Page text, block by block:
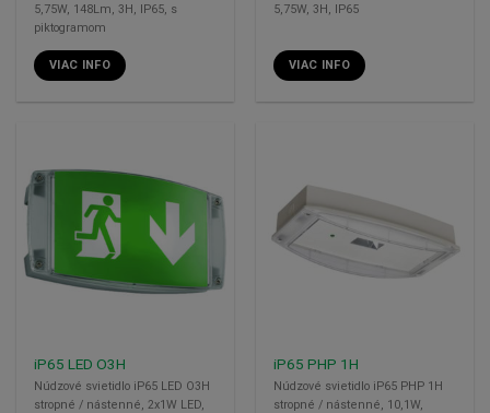
5,75W, 148Lm, 3H, IP65, s
piktogramom
VIAC INFO
5,75W, 3H, IP65
VIAC INFO
iP65 LED O3H
Núdzové svietidlo iP65 LED O3H
stropné / nástenné, 2x1W LED,
iP65 PHP 1H
Núdzové svietidlo iP65 PHP 1H
stropné / nástenné, 10,1W,